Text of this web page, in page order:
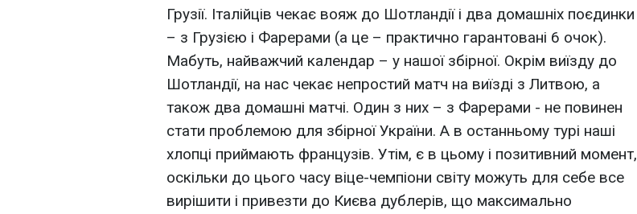
Грузії. Італійців чекає вояж до Шотландії і два домашніх поєдинки
– з Грузією і Фарерами (а це – практично гарантовані 6 очок).
Мабуть, найважчий календар – у нашої збірної. Окрім виїзду до
Шотландії, на нас чекає непростий матч на виїзді з Литвою, а
також два домашні матчі. Один з них – з Фарерами - не повинен
стати проблемою для збірної України. А в останньому турі наші
хлопці приймають французів. Утім, є в цьому і позитивний момент,
оскільки до цього часу віце-чемпіони світу можуть для себе все
вирішити і привезти до Києва дублерів, що максимально